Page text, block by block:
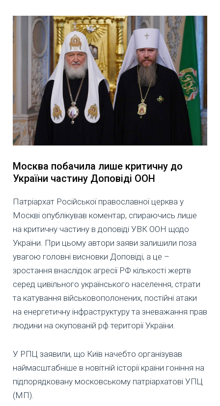
Москва побачила лише критичну до
України частину Доповіді ООН
Патріархат Російської православної церква у
Москві опублікував коментар, спираючись лише
на критичну частину в доповіді УВК ООН щодо
України. При цьому автори заяви залишили поза
увагою головні висновки Доповіді, а це –
зростання внаслідок агресії РФ кількості жертв
серед цивільного українського населення, страти
та катування військовополонених, постійні атаки
на енергетичну інфраструктуру та зневажання прав
людини на окупованій рф території України.
У РПЦ заявили, що Київ начебто організував
наймасштабніше в новітній історії країни гоніння на
підпорядковану московському патріархатові УПЦ
(МП).